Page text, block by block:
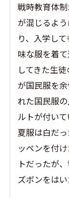
戦時教育体
が混じるよ
り、入学し
味な服を着
してきた生
が国民服を
れた国民服
ルトが付い
夏服は白だ
ッペンを付
トだったが
ズボンをはい